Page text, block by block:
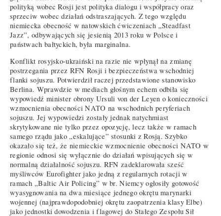
polityką wobec Rosji jest polityka dialogu i współpracy oraz
sprzeciw wobec działań odstraszających. Z tego względu
niemiecka obecność w natowskich ćwiczeniach „Steadfast
Jazz”, odbywających się jesienią 2013 roku w Polsce i
państwach bałtyckich, była marginalna.
Konflikt rosyjsko-ukraiński na razie nie wpłynął na zmianę
postrzegania przez RFN Rosji i bezpieczeństwa wschodniej
flanki sojuszu. Potwierdził raczej przedstawione stanowisko
Berlina. Wprawdzie w mediach głośnym echem odbiła się
wypowiedź minister obrony Ursuli von der Leyen o konieczności
wzmocnienia obecności NATO na wschodnich peryferiach
sojuszu. Jej wypowiedzi zostały jednak natychmiast
skrytykowane nie tylko przez opozycję, lecz także w ramach
samego rządu jako „eskalujące” stosunki z Rosją. Szybko
okazało się też, że niemieckie wzmocnienie obecności NATO w
regionie odnosi się wyłącznie do działań wpisujących się w
normalną działalność sojuszu. RFN zadeklarowała sześć
myśliwców Eurofighter jako jedną z regularnych rotacji w
ramach „Baltic Air Policing” w br. Niemcy ogłosiły gotowość
wyasygnowania na dwa miesiące jednego okrętu marynarki
wojennej (najprawdopodobniej okrętu zaopatrzenia klasy Elbe)
jako jednostki dowodzenia i flagowej do Stałego Zespołu Sił